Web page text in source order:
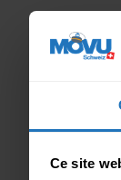
Ce site